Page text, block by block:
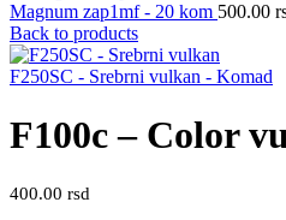
Magnum zap1mf - 20 kom 500.00
Back to products
F250SC - Srebrni vulkan - Komad
F100c – Color
400.00 rsd